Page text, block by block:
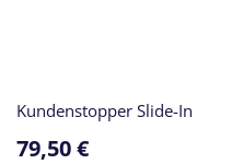
Kundenstopper Slide-In
79,50€